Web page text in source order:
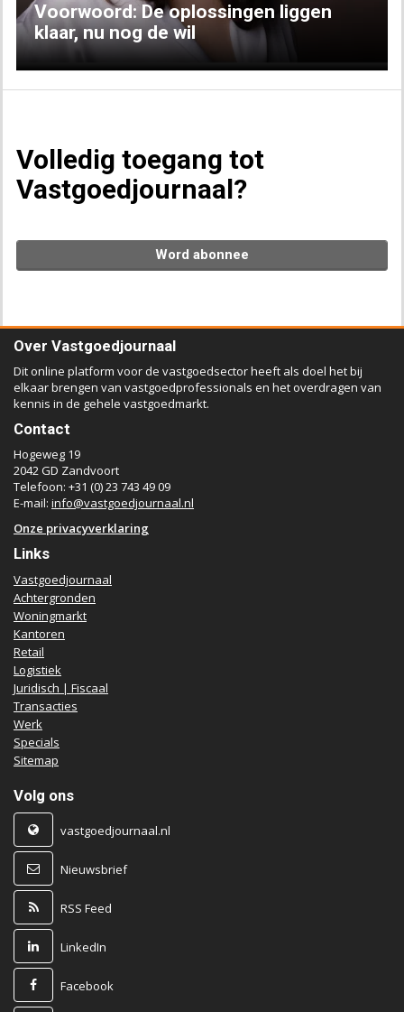
Voorwoord: De oplossingen liggen
klaar, nu nog de wil
Volledig toegang tot
Vastgoedjournaal?
Word abonnee
Over Vastgoedjournaal
Dit online platform voor de vastgoedsector heeft als doel het bij
elkaar brengen van vastgoedprofessionals en het overdragen van
kennis in de gehele vastgoedmarkt.
Contact
Hogeweg 19
2042 GD Zandvoort
Telefoon: +31 (0) 23 743 49 09
E-mail: info@vastgoedjournaal.nl
Onze privacyverklaring
Links
Vastgoedjournaal
Achtergronden
Woningmarkt
Kantoren
Retail
Logistiek
Juridisch | Fiscaal
Transacties
Werk
Specials
Sitemap
Volg ons
vastgoedjournaal.nl
Nieuwsbrief
RSS Feed
LinkedIn
Facebook